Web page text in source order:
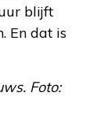
blijft
En dat is
Foto: